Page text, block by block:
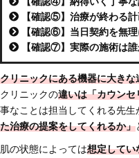
【確認⑤】治療が終わる
【確認⑥】当日契約を無
【確認⑦】実際の施術は
クリニックにある機器に大きな
クリニックの違いは「カウンセ
事なことは担当してくれる先
た治療の提案をしてくれるか」
肌の状態によっては想定してい